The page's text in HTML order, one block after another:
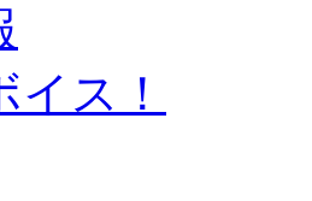
イス！